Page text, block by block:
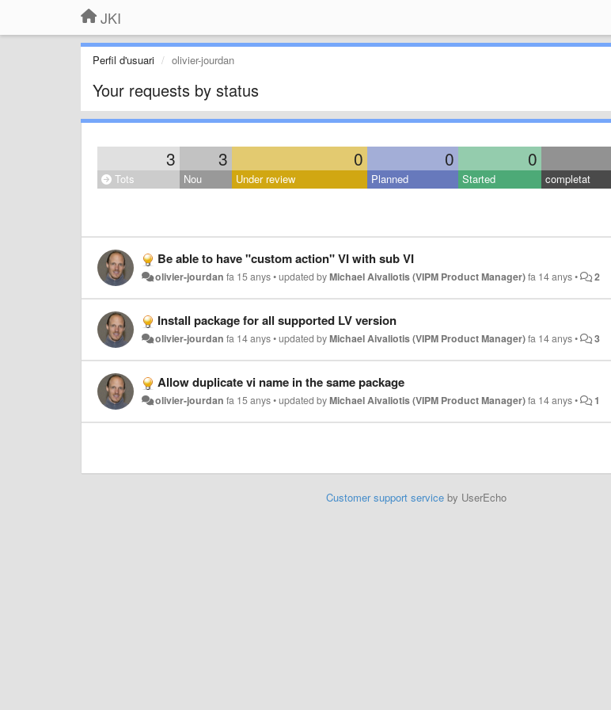
JKI
Perfil d'usuari olivier-jourdan
Your requests by status
3 3 0 0 0
Tots Nou Under review Planned Started completat
Be able to have "custom action" VI with sub VI
olivier-jourdan fa 15 anys•updated byMichael Aivaliotis (VIPM Product Manager)fa 14 anys• 2
Install package for all supported LV version
olivier-jourdan fa 14 anys•updated byMichael Aivaliotis (VIPM Product Manager)fa 14 anys• 3
Allow duplicate vi name in the same package
olivier-jourdan fa 15 anys•updated byMichael Aivaliotis (VIPM Product Manager)fa 14 anys• 1
Customer support serviceby UserEcho